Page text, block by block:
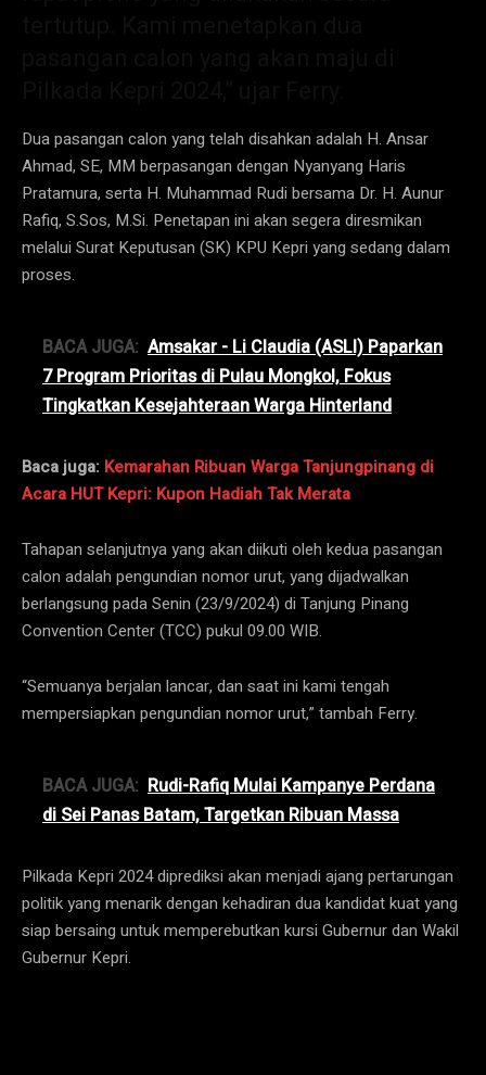
Dua pasangan calon yang telah disahkan adalah H. Ansar
Ahmad, SE, MM berpasangan dengan Nyanyang Haris
Pratamura, serta H. Muhammad Rudi bersama Dr. H. Aunur
Rafiq, S.Sos, M.Si. Penetapan ini akan segera diresmikan
melalui Surat Keputusan (SK) KPU Kepri yang sedang dalam
proses.
BACA JUGA: Amsakar - Li Claudia (ASLI) Paparkan
7 Program Prioritas di Pulau Mongkol, Fokus
Tingkatkan Kesejahteraan Warga Hinterland
Baca juga: Kemarahan Ribuan Warga Tanjungpinang di
Acara HUT Kepri: Kupon Hadiah Tak Merata
Tahapan selanjutnya yang akan diikuti oleh kedua pasangan
calon adalah pengundian nomor urut, yang dijadwalkan
berlangsung pada Senin (23/9/2024) di Tanjung Pinang
Convention Center (TCC) pukul 09.00 WIB.
“Semuanya berjalan lancar, dan saat ini kami tengah
mempersiapkan pengundian nomor urut,” tambah Ferry.
BACA JUGA: Rudi-Rafiq Mulai Kampanye Perdana
di Sei Panas Batam, Targetkan Ribuan Massa
Pilkada Kepri 2024 diprediksi akan menjadi ajang pertarungan
politik yang menarik dengan kehadiran dua kandidat kuat yang
siap bersaing untuk memperebutkan kursi Gubernur dan Wakil
Gubernur Kepri.